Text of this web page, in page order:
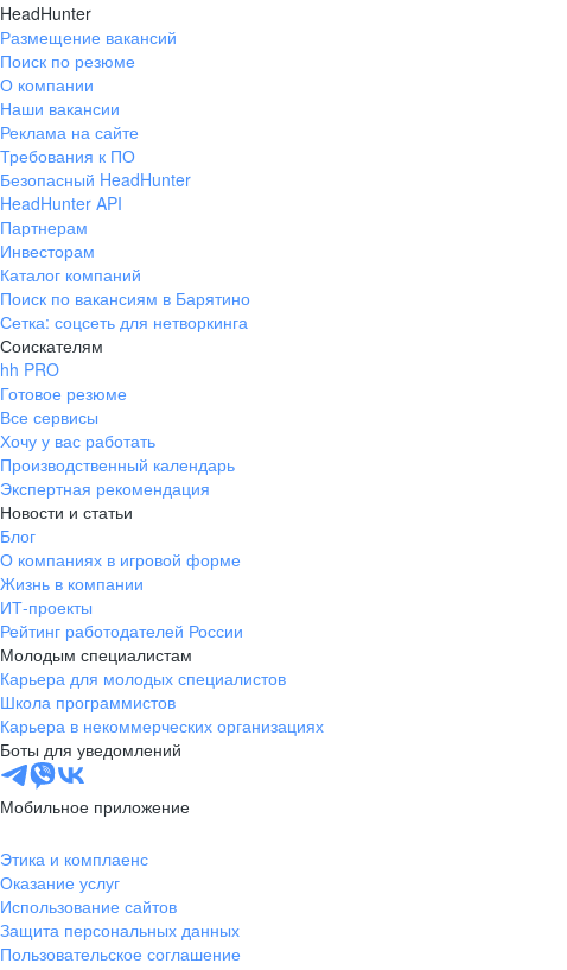
HeadHunter
Размещение вакансий
Поиск по резюме
О компании
Наши вакансии
Реклама на сайте
Требования к ПО
Безопасный HeadHunter
HeadHunter API
Партнерам
Инвесторам
Каталог компаний
Поиск по вакансиям в Барятино
Сетка: соцсеть для нетворкинга
Соискателям
hh PRO
Готовое резюме
Все сервисы
Хочу у вас работать
Производственный календарь
Экспертная рекомендация
Новости и статьи
Блог
О компаниях в игровой форме
Жизнь в компании
ИТ-проекты
Рейтинг работодателей России
Молодым специалистам
Карьера для молодых специалистов
Школа программистов
Карьера в некоммерческих организациях
Боты для уведомлений
Мобильное приложение
Этика и комплаенс
Оказание услуг
Использование сайтов
Защита персональных данных
Пользовательское соглашение